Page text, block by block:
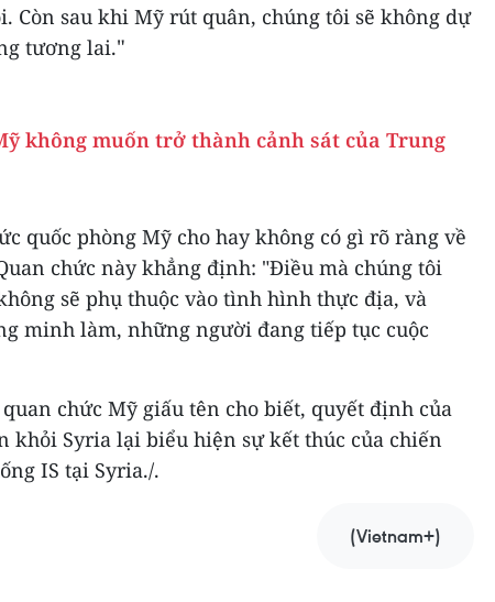
Còn sau khi Mỹ rút quân, chúng tôi sẽ không dự
tương lai."
không muốn trở thành cảnh sát của Trung
quốc phòng Mỹ cho hay không có gì rõ ràng về
chức này khẳng định: "Điều mà chúng tôi
sẽ phụ thuộc vào tình hình thực địa, và
minh làm, những người đang tiếp tục cuộc
chức Mỹ giấu tên cho biết, quyết định của
khỏi Syria lại biểu hiện sự kết thúc của chiến
IS tại Syria./.
(Vietnam+)